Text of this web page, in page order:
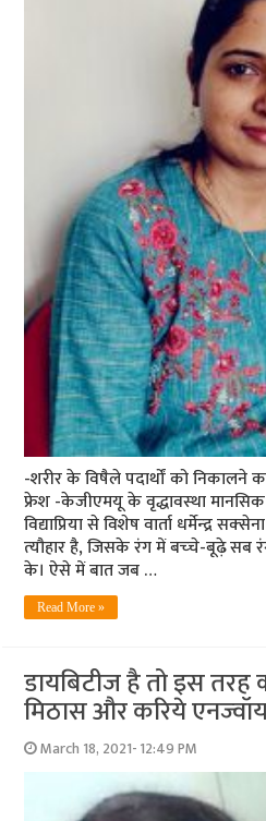
-शरीर के विषैले पदार्थों को निकालने
फ्रेश -केजीएमयू के वृद्धावस्‍था मानसिक‍
विद्याप्रिया से विशेष वार्ता धर्मेन्‍द्र
त्‍यौहार है, जिसके रंग में बच्‍चे-बूढ़े सब
के। ऐसे में बात जब …
Read More »
डायबिटीज है तो इस
मिठास और करिये
March 18, 2021- 12:49 PM